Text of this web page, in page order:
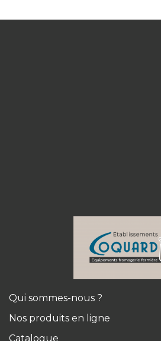
Qui sommes-nous ?
Nos produits en ligne
Catalogue